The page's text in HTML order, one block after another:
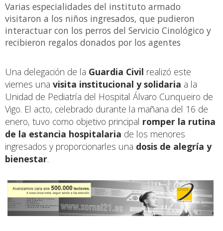
Varias especialidades del instituto armado
visitaron a los niños ingresados, que pudieron
interactuar con los perros del Servicio Cinológico y
recibieron regalos donados por los agentes
Una delegación de la Guardia Civil realizó este
viernes una visita institucional y solidaria a la
Unidad de Pediatría del Hospital Álvaro Cunqueiro de
Vigo. El acto, celebrado durante la mañana del 16 de
enero, tuvo como objetivo principal romper la rutina
de la estancia hospitalaria de los menores
ingresados y proporcionarles una dosis de alegría y
bienestar.